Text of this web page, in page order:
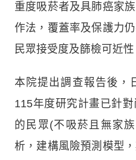
重度吸菸者及具肺癌家
作法，覆蓋率及保護力
民眾接受度及篩檢可近
本院提出調查報告後，
115年度研究計畫已針
的民眾(不吸菸且無家
析，建構風險預測模型